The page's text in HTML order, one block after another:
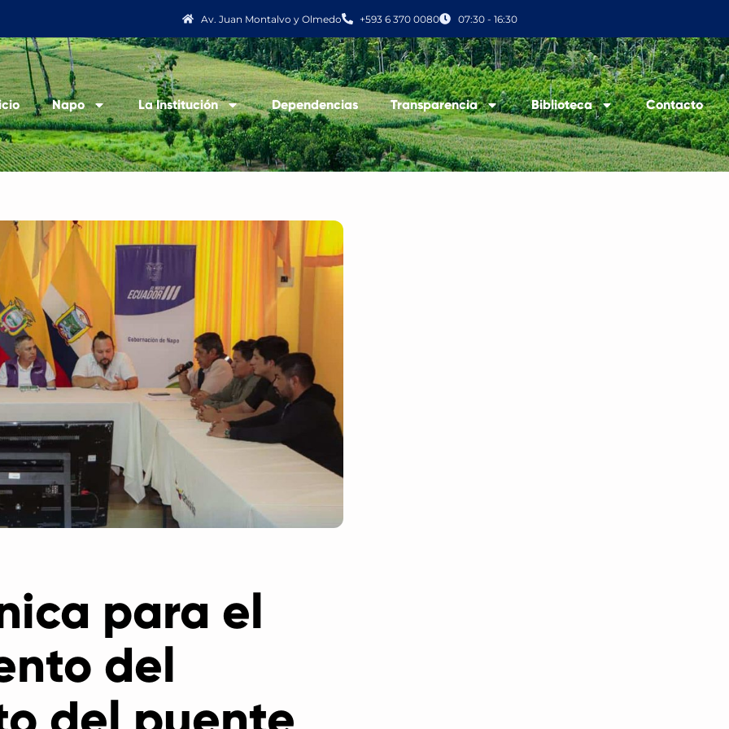
Av. Juan Montalvo y Olmedo +593 6 370 0080 07:30 - 16:30
Napo La Institución Dependencias Transparencia Biblioteca Contacto
para el
del